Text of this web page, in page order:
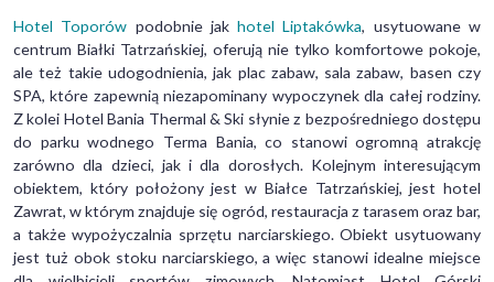
Hotel Toporów podobnie jakhotel Liptakówka, usytuowane w
centrum Białki Tatrzańskiej, oferują nie tylko komfortowe pokoje,
ale też takie udogodnienia, jak plac zabaw, sala zabaw, basen czy
SPA, które zapewnią niezapominany wypoczynek dla całej rodziny.
Z kolei Hotel Bania Thermal & Ski słynie z bezpośredniego dostępu
do parku wodnego Terma Bania, co stanowi ogromną atrakcję
zarówno dla dzieci, jak i dla dorosłych. Kolejnym interesującym
obiektem, który położony jest w Białce Tatrzańskiej, jest hotel
Zawrat, w którym znajduje się ogród, restauracja z tarasem oraz bar,
a także wypożyczalnia sprzętu narciarskiego. Obiekt usytuowany
jest tuż obok stoku narciarskiego, a więc stanowi idealne miejsce